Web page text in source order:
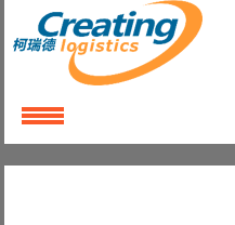
Loginor